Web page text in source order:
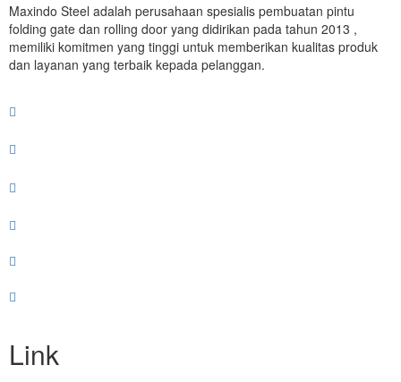
Maxindo Steel adalah perusahaan spesialis pembuatan pintu
folding gate dan rolling door yang didirikan pada tahun 2013 ,
memiliki komitmen yang tinggi untuk memberikan kualitas produk
dan layanan yang terbaik kepada pelanggan.
Link